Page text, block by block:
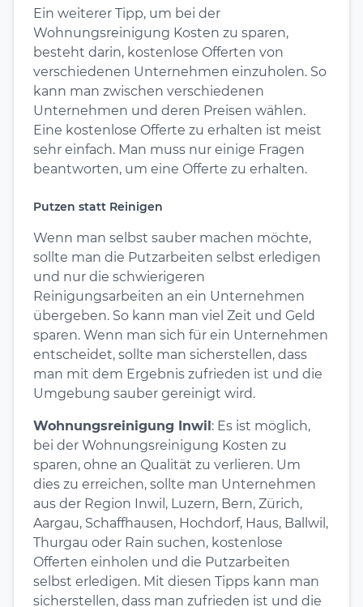
Ein weiterer Tipp, um bei der
Wohnungsreinigung Kosten zu sparen,
besteht darin, kostenlose Offerten von
verschiedenen Unternehmen einzuholen. So
kann man zwischen verschiedenen
Unternehmen und deren Preisen wählen.
Eine kostenlose Offerte zu erhalten ist meist
sehr einfach. Man muss nur einige Fragen
beantworten, um eine Offerte zu erhalten.
Putzen statt Reinigen
Wenn man selbst sauber machen möchte,
sollte man die Putzarbeiten selbst erledigen
und nur die schwierigeren
Reinigungsarbeiten an ein Unternehmen
übergeben. So kann man viel Zeit und Geld
sparen. Wenn man sich für ein Unternehmen
entscheidet, sollte man sicherstellen, dass
man mit dem Ergebnis zufrieden ist und die
Umgebung sauber gereinigt wird.
Wohnungsreinigung Inwil: Es ist möglich,
bei der Wohnungsreinigung Kosten zu
sparen, ohne an Qualität zu verlieren. Um
dies zu erreichen, sollte man Unternehmen
aus der Region Inwil, Luzern, Bern, Zürich,
Aargau, Schaffhausen, Hochdorf, Haus, Ballwil,
Thurgau oder Rain suchen, kostenlose
Offerten einholen und die Putzarbeiten
selbst erledigen. Mit diesen Tipps kann man
sicherstellen, dass man zufrieden ist und die